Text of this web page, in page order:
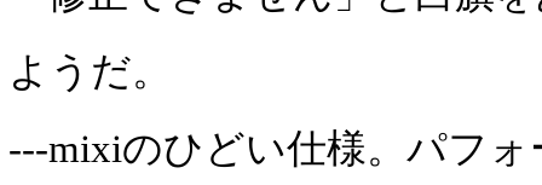
ようだ。
---mixiのひどい仕様。パフ